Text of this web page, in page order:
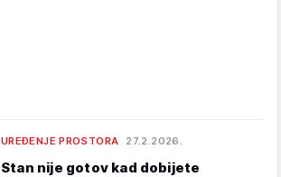
UREĐENJE PROSTORA 27.2.2026.
Stan nije gotov kad dobijete